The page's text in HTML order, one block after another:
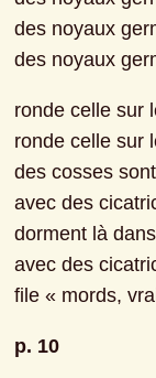
des noyaux
des noyaux
ronde celle sur
ronde celle sur
des cosses
avec des
dorment là
avec des
file « mords,
p. 10